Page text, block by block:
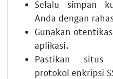
Selalu simpan
Anda dengan
Gunakan
aplikasi.
Pastikan situs
protokol enkripsi